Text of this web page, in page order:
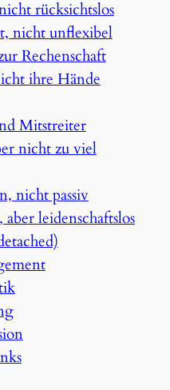
rücksichtslos
nicht unflexibel
Rechenschaft
ihre Hände
Mitstreiter
nicht zu viel
nicht passiv
aber leidenschaftslos